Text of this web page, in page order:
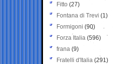
Fitto (27)
Fontana di Trevi (1)
Formigoni (90)
Forza Italia (596)
frana (9)
Fratelli d'Italia (291)